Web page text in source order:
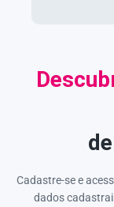
Cadastre-se e
dados